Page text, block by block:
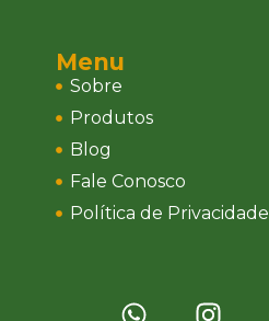
Menu
Sobre
Produtos
Blog
Fale Conosco
Política de Privacidade